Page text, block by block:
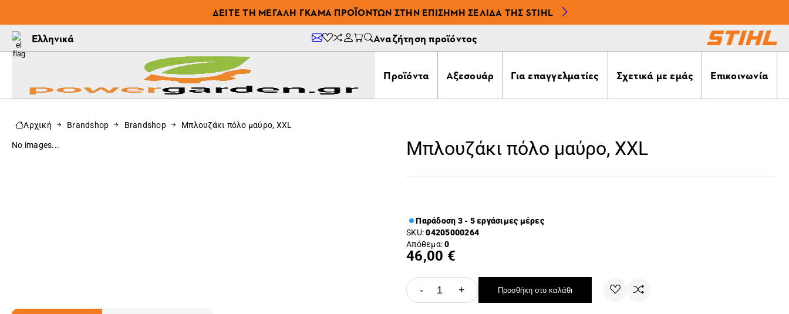
ΔΕΊΤΕ ΤΗ ΜΕΓΆΛΗ ΓΚΆΜΑ ΠΡΟΪΌΝΤΩΝ ΣΤΗΝ ΕΠΊΣΗΜΗ ΣΕΛΊΔΑ ΤΗΣ STIHL
Ελληνικά Αναζήτηση προϊόντος
Προϊόντα Αξεσουάρ Για επαγγελματίες Σχετικά με εμάς Επικοινωνία
Αρχική Brandshop Brandshop Μπλουζάκι πόλο μαύρο, XXL
No images... Μπλουζάκι πόλο μαύρο, XXL
Παράδοση 3 - 5 εργάσιμες μέρες
SKU:04205000264
Απόθεμα:0
46,00 €
- + Προσθήκη στο καλάθι